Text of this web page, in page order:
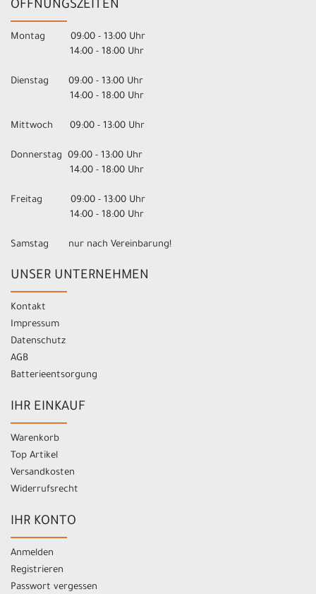
ÖFFNUNGSZEITEN
Montag 09:00 - 13:00 Uhr
14:00 - 18:00 Uhr
Dienstag 09:00 - 13:00 Uhr
14:00 - 18:00 Uhr
Mittwoch 09:00 - 13:00 Uhr
Donnerstag 09:00 - 13:00 Uhr
14:00 - 18:00 Uhr
Freitag 09:00 - 13:00 Uhr
14:00 - 18:00 Uhr
Samstag nur nach Vereinbarung!
UNSER UNTERNEHMEN
Kontakt
Impressum
Datenschutz
AGB
Batterieentsorgung
IHR EINKAUF
Warenkorb
Top Artikel
Versandkosten
Widerrufsrecht
IHR KONTO
Anmelden
Registrieren
Passwort vergessen